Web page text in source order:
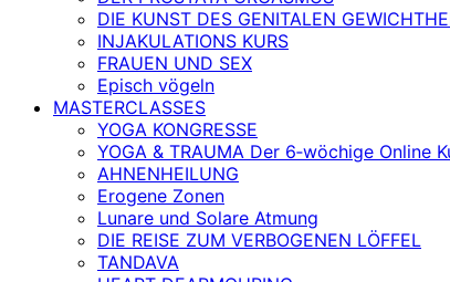
DIE KUNST DES GENITALEN
INJAKULATIONS KURS
FRAUEN UND SEX
Episch vögeln
MASTERCLASSES
YOGA KONGRESSE
YOGA & TRAUMA Der 6‑wöchige Online
AHNENHEILUNG
Erogene Zonen
Lunare und Solare Atmung
DIE REISE ZUM VERBOGENEN LÖFFEL
TANDAVA